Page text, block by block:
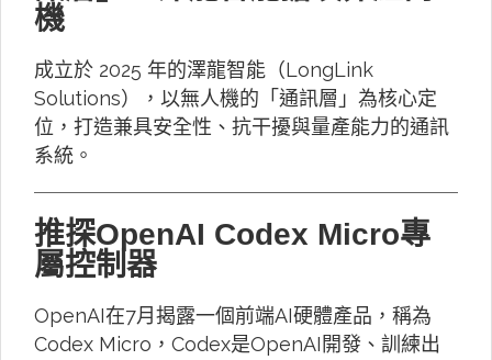
機
成立於 2025 年的澤龍智能（LongLink
Solutions），以無人機的「通訊層」為核心定
位，打造兼具安全性、抗干擾與量產能力的通訊
系統。
推探OpenAI Codex Micro專
屬控制器
OpenAI在7月揭露一個前端AI硬體產品，稱為
Codex Micro，Codex是OpenAI開發、訓練出